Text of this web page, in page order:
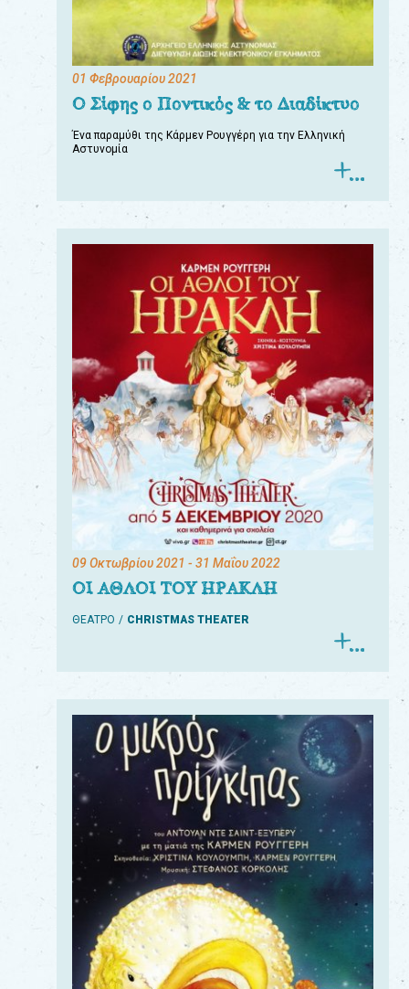
01 Φεβρουαρίου 2021
Ο Σίφης ο Ποντικός & το Διαδίκτυο
Ένα παραμύθι της Κάρμεν Ρουγγέρη για την Ελληνική
Αστυνομία
09 Οκτωβρίου 2021 - 31 Μαΐου 2022
ΟΙ ΑΘΛΟΙ ΤΟΥ ΗΡΑΚΛΗ
ΘΕΑΤΡΟ CHRISTMAS THEATER